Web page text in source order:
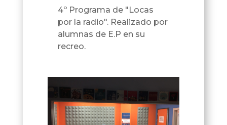
4º Programa de "Locas
por la radio". Realizado por
alumnas de E.P en su
recreo.